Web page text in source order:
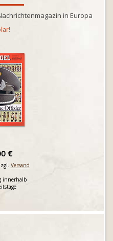
in Europa
€
Versand
innerhalb